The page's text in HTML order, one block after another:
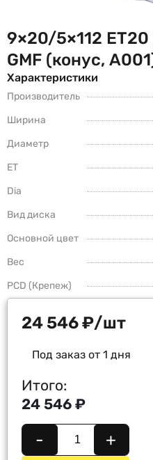
9×20/5×112 ET20
GMF (конус,
Характеристики
Производитель
Ширина
Диаметр
ET
Dia
Вид диска
Основной цвет
Вес
PCD (Крепеж)
24 546₽/шт
Под заказ от 1 дня
Итого:
24 546 ₽
- +